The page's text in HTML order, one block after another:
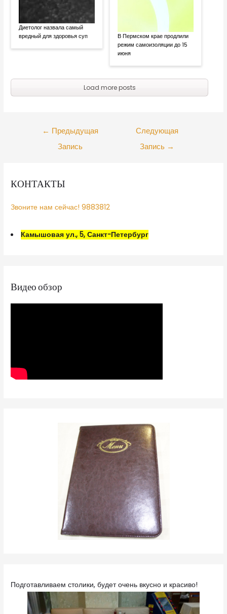
Диетолог назвала самый
вредный для здоровья суп
В Пермском крае продлили
режим самоизоляции до 15
июня
Load more posts
← Предыдущая
Запись
Следующая
Запись →
КОНТАКТЫ
Звоните нам сейчас! 9883812
Камышовая ул., 5, Санкт-Петербург
Видео обзор
Подготавливаем столики, будет очень вкусно и красиво!